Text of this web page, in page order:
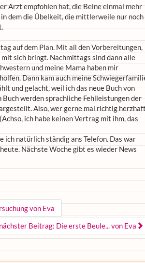
Arzt empfohlen hat, die Beine einmal mehr
dem die Übelkeit, die mittlerweile nur noch
auf dem Plan. Mit all den Vorbereitungen,
sich bringt. Nachmittags sind dann alle
und meine Mama haben mir
Dann kam auch meine
und gelacht, weil ich das neue Buch von
Buch werden sprachliche Fehlleistungen der
Also, wer gerne mal richtig
ich habe keinen Vertrag mit ihm, das
ich natürlich ständig ans Telefon. Das war
Nächste Woche gibt es wieder News
von Eva
nächster Beitrag: Die erste Beule... von Eva